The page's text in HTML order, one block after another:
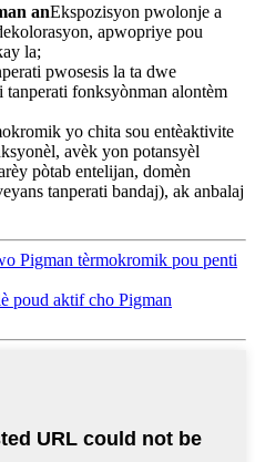
anEkspozisyon pwolonje a
apwopriye pou
la;
pwosesis la ta dwe
fonksyònman alontèm
yo chita sou entèaktivite
avèk yon potansyèl
pòtab entelijan, domèn
tanperati bandaj), ak anbalaj
Pigman tèrmokromik pou penti
poud aktif cho Pigman